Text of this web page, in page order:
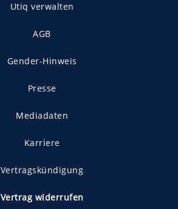
Utiq verwalten
AGB
Gender-Hinweis
Presse
Mediadaten
Karriere
Vertragskündigung
Vertrag widerrufen